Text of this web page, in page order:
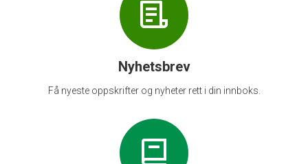
Nyhetsbrev
Få nyeste oppskrifter og nyheter rett i din innboks.